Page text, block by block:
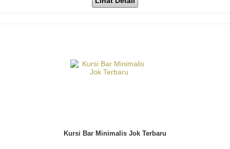
Kursi Bar Minimalis Jok Terbaru